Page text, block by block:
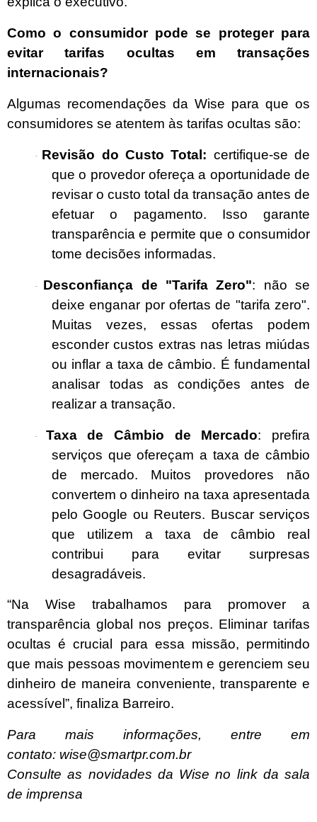
Como o consumidor pode se proteger para
evitar tarifas ocultas em transações
internacionais?
Algumas recomendações da Wise para que os
consumidores se atentem às tarifas ocultas são:
· Revisão do Custo Total: certifique-se de
que o provedor ofereça a oportunidade de
revisar o custo total da transação antes de
efetuar o pagamento. Isso garante
transparência e permite que o consumidor
tome decisões informadas.
· Desconfiança de "Tarifa Zero": não se
deixe enganar por ofertas de "tarifa zero".
Muitas vezes, essas ofertas podem
esconder custos extras nas letras miúdas
ou inflar a taxa de câmbio. É fundamental
analisar todas as condições antes de
realizar a transação.
· Taxa de Câmbio de Mercado: prefira
serviços que ofereçam a taxa de câmbio
de mercado. Muitos provedores não
convertem o dinheiro na taxa apresentada
pelo Google ou Reuters. Buscar serviços
que utilizem a taxa de câmbio real
contribui para evitar surpresas
desagradáveis.
“Na Wise trabalhamos para promover a
transparência global nos preços. Eliminar tarifas
ocultas é crucial para essa missão, permitindo
que mais pessoas movimentem e gerenciem seu
dinheiro de maneira conveniente, transparente e
acessível”, finaliza Barreiro.
Para mais informações, entre em
contato: wise@smartpr.com.br
Consulte as novidades da Wise no link da sala
de imprensa